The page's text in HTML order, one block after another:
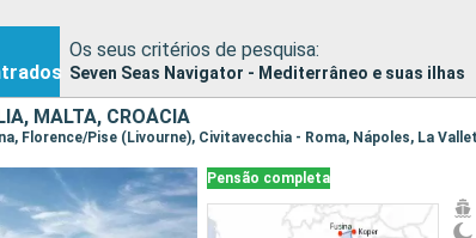
Os seus critérios de pesquisa:
Seven Seas Navigator - Mediterrâneo e suas ilhas
MALTA, CROÁCIA
Pensão completa